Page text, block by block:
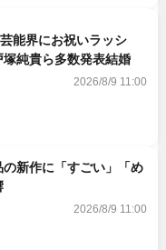
能界にお祝いラッシ
純貴ら多数発表結婚
2026/8/9 11:00
新作に「すごい」「め
2026/8/9 11:00